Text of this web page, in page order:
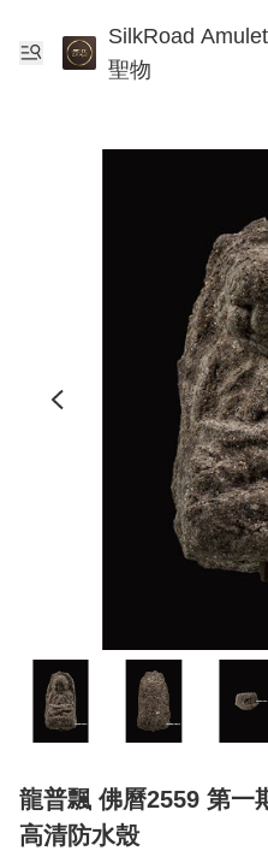
SilkRoad
聖物
龍普飄 佛曆2559 第一
高清防水殼